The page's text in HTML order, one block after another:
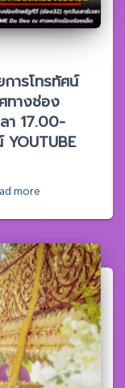
ารโทรทัศน์
ทางช่อง
า 17.00-
more